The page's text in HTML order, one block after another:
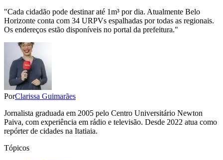
"Cada cidadão pode destinar até 1m³ por dia. Atualmente Belo
Horizonte conta com 34 URPVs espalhadas por todas as regionais.
Os endereços estão disponíveis no portal da prefeitura."
PorClarissa Guimarães
Jornalista graduada em 2005 pelo Centro Universitário Newton
Paiva, com experiência em rádio e televisão. Desde 2022 atua como
repórter de cidades na Itatiaia.
Tópicos